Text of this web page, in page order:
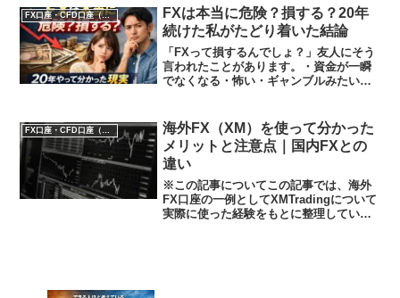
い考え方この考え方が見えてきたと思い
ます。では、その中で...
FX口座・CFD口座（GOLD）
FXは本当に危険？損する？20年
続けた私がたどり着いた結論
「FXって損するんでしょ？」友人にそう
言われたことがあります。・資金が一瞬
でなくなる・怖い・ギャンブルみたい・
資金を溶かしました。でも今ならはっき
り言えます。FXは危...
FX口座・CFD口座（GOLD）
海外FX（XM）を使って分かった
メリットと注意点｜国内FXとの
違い
※この記事についてこの記事では、海外
FX口座の一例としてXMTradingについて
実際に使った経験をもとに整理していま